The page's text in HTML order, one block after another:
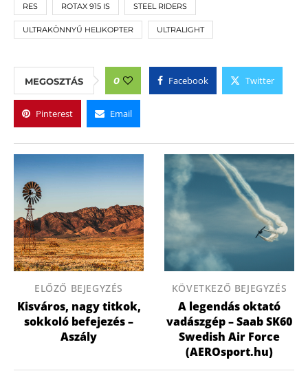
RES ROTAX 915 IS STEEL RIDERS
ULTRAKÖNNYŰ HELIKOPTER ULTRALIGHT
MEGOSZTÁS 0 Facebook Twitter
Pinterest Email
ELŐZŐ BEJEGYZÉS
Kisváros, nagy titkok,
sokkoló befejezés –
Aszály
KÖVETKEZŐ BEJEGYZÉS
A legendás oktató
vadászgép – Saab SK60
Swedish Air Force
(AEROsport.hu)